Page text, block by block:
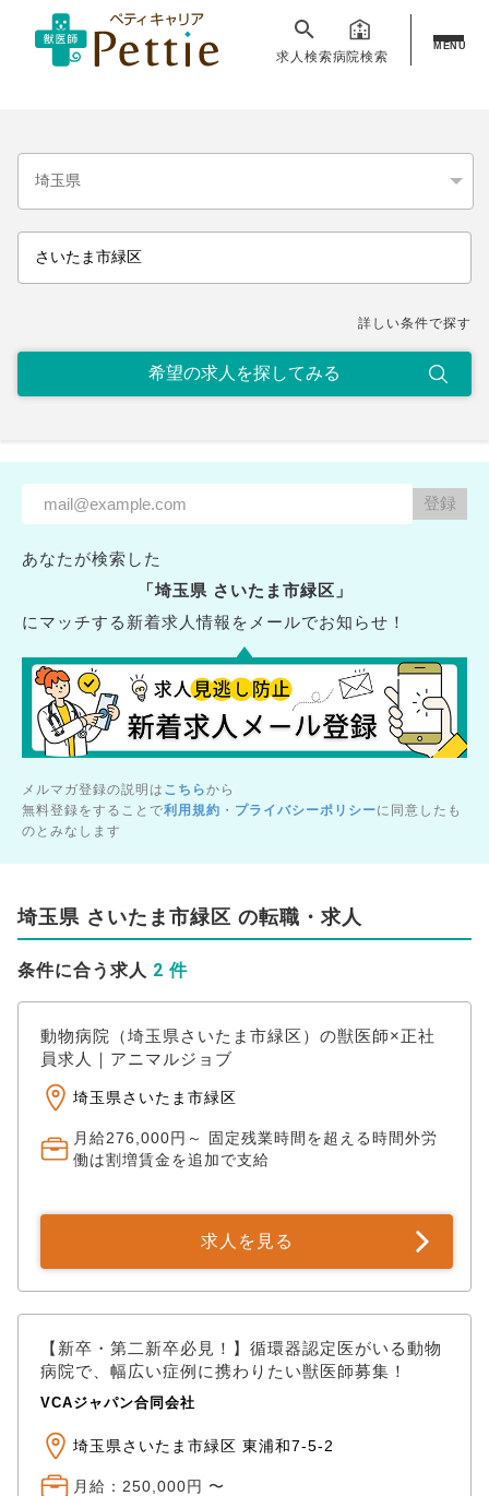
求人検索病院検索
MENU
詳しい条件で探す
あなたが検索した
「埼玉県 さいたま市緑区」
にマッチする新着求人情報をメールでお知らせ！
メルマガ登録の説明は こちらから
無料登録をすることで利用規約 ・ プライバシーポリシーに同意したも
のとみなします
埼玉県 さいたま市緑区 の転職・求人
条件に合う求人 2 件
動物病院（埼玉県さいたま市緑区）の獣医師×正社
員求人｜アニマルジョブ
埼玉県さいたま市緑区
月給276,000円～ 固定残業時間を超える時間外労
働は割増賃金を追加で支給
求人を見る
【新卒・第二新卒必見！】循環器認定医がいる動物
病院で、幅広い症例に携わりたい獣医師募集！
VCAジャパン合同会社
埼玉県さいたま市緑区 東浦和7-5-2
月給：250,000円 〜